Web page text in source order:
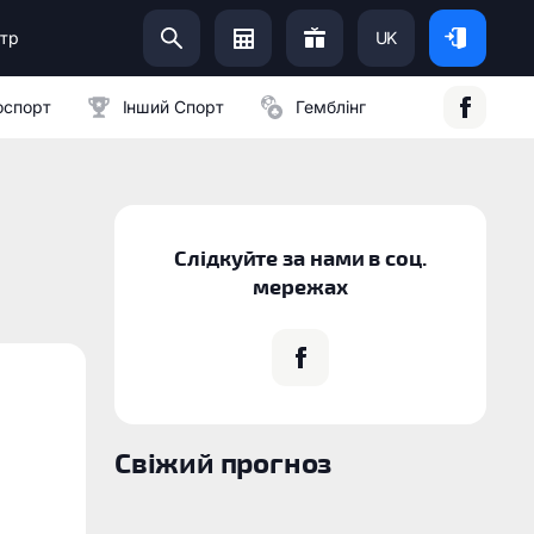
UK
Інший Спорт Гемблінг
Слідкуйте за нами в соц.
мережах
Свіжий прогноз